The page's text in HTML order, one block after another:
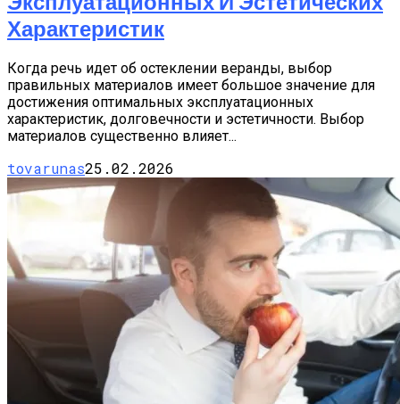
Характеристик
Когда речь идет об остеклении веранды, выбор
правильных материалов имеет большое значение для
достижения оптимальных эксплуатационных
характеристик, долговечности и эстетичности. Выбор
материалов существенно влияет...
tovarunas25.02.2026